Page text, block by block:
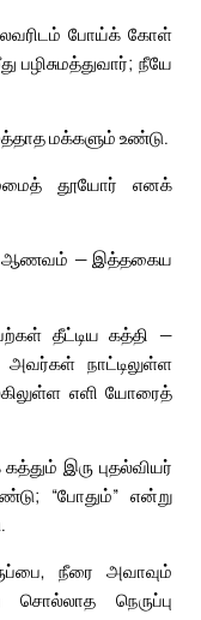
போய்க் கோள்
நீயே
மக்களும் உண்டு.
தம்மைத் தூயோர் எனக்
ஆணவம் — இத்தகைய
தீட்டிய கத்தி —
நாட்டிலுள்ள
எளி யோரைத்
இரு புதல்வியர்
“போதும்” என்று
நீரை அவாவும்
நெருப்பு